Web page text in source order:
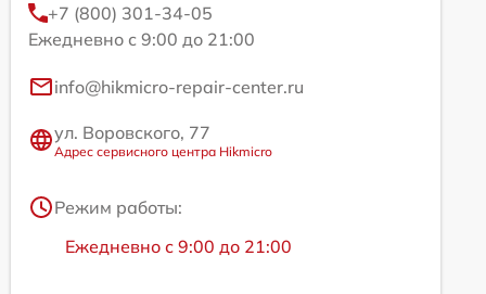
+7 (800) 301-34-05
Ежедневно с 9:00 до 21:00
info@hikmicro-repair-center.ru
ул. Воровского, 77
Адрес сервисного центра Hikmicro
Режим работы:
Ежедневно с 9:00 до 21:00